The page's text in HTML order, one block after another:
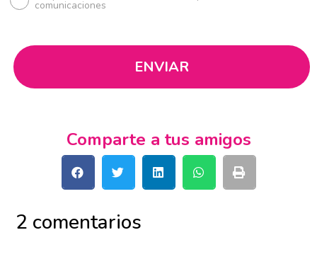
comunicaciones
Comparte a tus amigos
2 comentarios